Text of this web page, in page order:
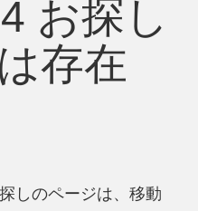
お探し
存在
しのページは、移動